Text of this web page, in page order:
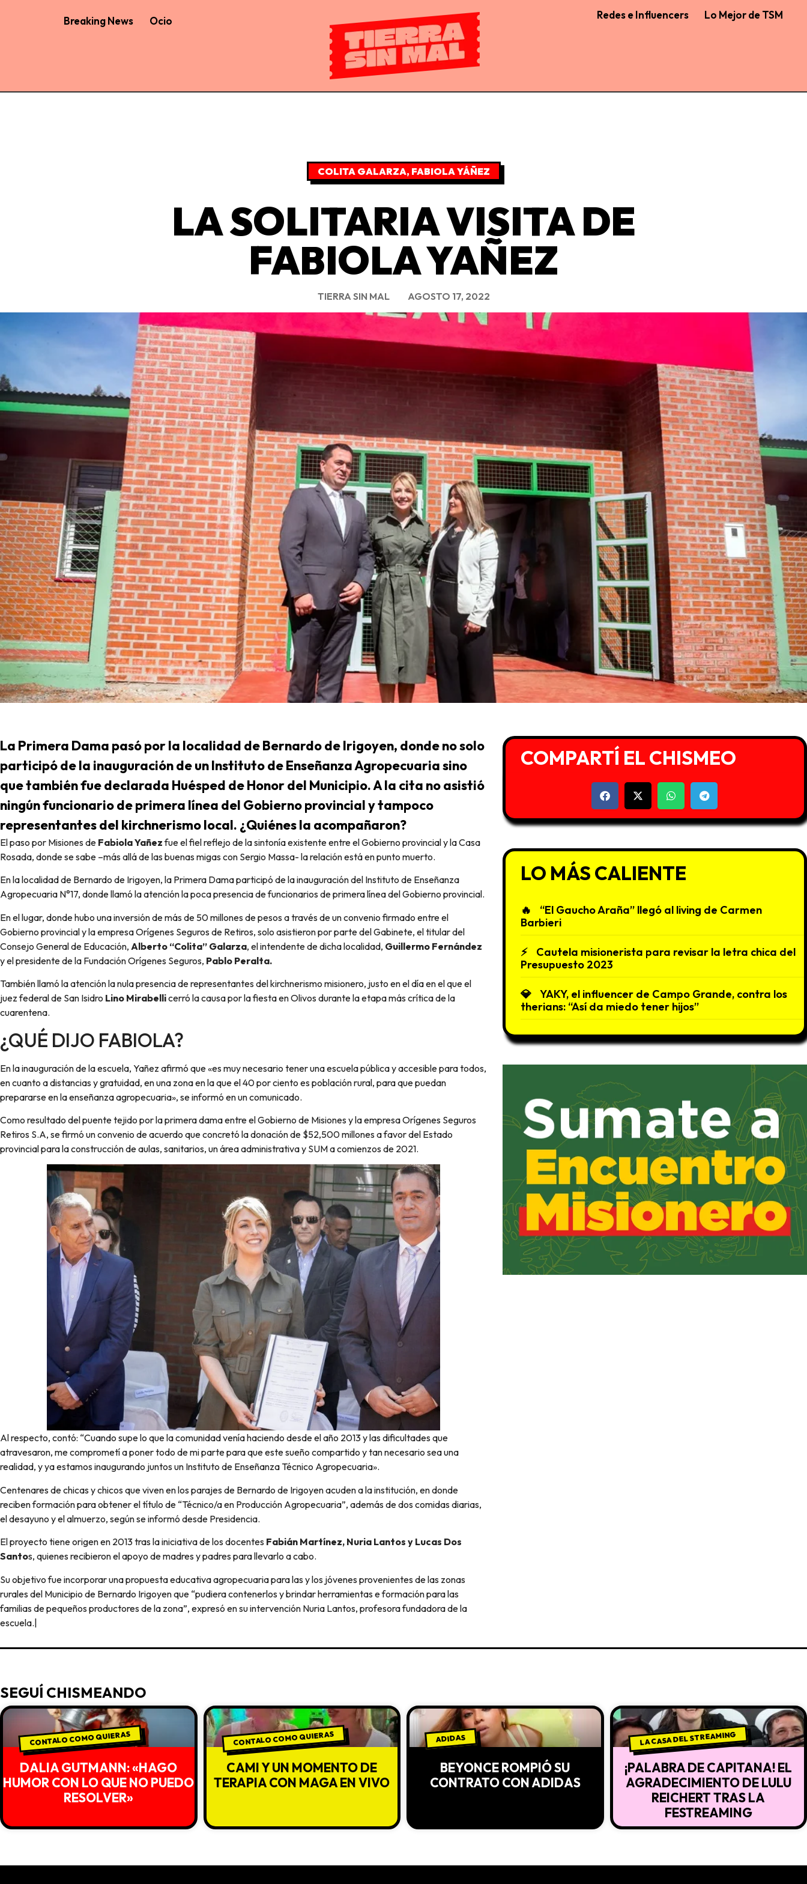
Breaking News Ocio Redes e Influencers Lo Mejor de TSM
COLITA GALARZA, FABIOLA YÁÑEZ
LA SOLITARIA VISITA DE
FABIOLA YAÑEZ
TIERRA SIN MAL AGOSTO 17, 2022
La Primera Dama pasó por la localidad de Bernardo de Irigoyen, donde no solo
participó de la inauguración de un Instituto de Enseñanza Agropecuaria sino
que también fue declarada Huésped de Honor del Municipio. A la cita no asistió
ningún funcionario de primera línea del Gobierno provincial y tampoco
representantes del kirchnerismo local. ¿Quiénes la acompañaron?
El paso por Misiones de Fabiola Yañezfue el fiel reflejo de la sintonía existente entre el Gobierno provincial y la Casa
Rosada, donde se sabe –más allá de las buenas migas con Sergio Massa- la relación está en punto muerto.
En la localidad de Bernardo de Irigoyen, la Primera Dama participó de la inauguración del Instituto de Enseñanza
Agropecuaria N°17, donde llamó la atención la poca presencia de funcionarios de primera línea del Gobierno provincial.
En el lugar, donde hubo una inversión de más de 50 millones de pesos a través de un convenio firmado entre el
Gobierno provincial y la empresa Orígenes Seguros de Retiros, solo asistieron por parte del Gabinete, el titular del
Consejo General de Educación, Alberto “Colita” Galarza, el intendente de dicha localidad, Guillermo Fernández
y el presidente de la Fundación Orígenes Seguros, Pablo Peralta.
También llamó la atención la nula presencia de representantes del kirchnerismo misionero, justo en el día en el que el
juez federal de San Isidro Lino Mirabellicerró la causa por la fiesta en Olivos durante la etapa más crítica de la
cuarentena.
¿QUÉ DIJO FABIOLA?
En la inauguración de la escuela, Yañez afirmó que «es muy necesario tener una escuela pública y accesible para todos,
en cuanto a distancias y gratuidad, en una zona en la que el 40 por ciento es población rural, para que puedan
prepararse en la enseñanza agropecuaria», se informó en un comunicado.
Como resultado del puente tejido por la primera dama entre el Gobierno de Misiones y la empresa Orígenes Seguros
Retiros S.A, se firmó un convenio de acuerdo que concretó la donación de $52,500 millones a favor del Estado
provincial para la construcción de aulas, sanitarios, un área administrativa y SUM a comienzos de 2021.
Al respecto, contó: “Cuando supe lo que la comunidad venía haciendo desde el año 2013 y las dificultades que
atravesaron, me comprometí a poner todo de mi parte para que este sueño compartido y tan necesario sea una
realidad, y ya estamos inaugurando juntos un Instituto de Enseñanza Técnico Agropecuaria».
Centenares de chicas y chicos que viven en los parajes de Bernardo de Irigoyen acuden a la institución, en donde
reciben formación para obtener el título de “Técnico/a en Producción Agropecuaria”, además de dos comidas diarias,
el desayuno y el almuerzo, según se informó desde Presidencia.
El proyecto tiene origen en 2013 tras la iniciativa de los docentes Fabián Martínez, Nuria Lantos y Lucas Dos
Santos, quienes recibieron el apoyo de madres y padres para llevarlo a cabo.
Su objetivo fue incorporar una propuesta educativa agropecuaria para las y los jóvenes provenientes de las zonas
rurales del Municipio de Bernardo Irigoyen que “pudiera contenerlos y brindar herramientas e formación para las
familias de pequeños productores de la zona”, expresó en su intervención Nuria Lantos, profesora fundadora de la
escuela.|
COMPARTÍ EL CHISMEO
LO MÁS CALIENTE
“El Gaucho Araña” llegó al living de Carmen
Barbieri
Cautela misionerista para revisar la letra chica del
Presupuesto 2023
YAKY, el influencer de Campo Grande, contra los
therians: “Así da miedo tener hijos”
SEGUÍ CHISMEANDO
CONTALO COMO QUIERAS
DALIA GUTMANN: «HAGO
HUMOR CON LO QUE NO PUEDO
RESOLVER»
CONTALO COMO QUIERAS
CAMI Y UN MOMENTO DE
TERAPIA CON MAGA EN VIVO
ADIDAS
BEYONCE ROMPIÓ SU
CONTRATO CON ADIDAS
LA CASA DEL STREAMING
¡PALABRA DE CAPITANA! EL
AGRADECIMIENTO DE LULU
REICHERT TRAS LA
FESTREAMING